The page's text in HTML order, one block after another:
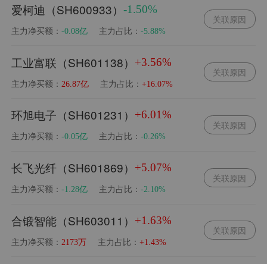
爱柯迪（SH600933）-1.50%
主力净买额：-0.08亿 主力占比：-5.88%
关联原因
工业富联（SH601138） +3.56%
主力净买额： 26.87亿 主力占比：+16.07%
关联原因
环旭电子（SH601231） +6.01%
主力净买额：-0.05亿 主力占比：-0.26%
关联原因
长飞光纤（SH601869） +5.07%
主力净买额：-1.28亿 主力占比：-2.10%
关联原因
合锻智能（SH603011） +1.63%
主力净买额： 2173万 主力占比：+1.43%
关联原因